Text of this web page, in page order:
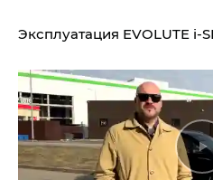
Эксплуатация EVOLUTE